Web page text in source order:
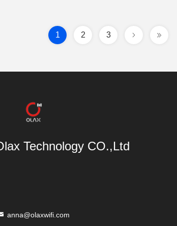
1 2 3
Technology CO.,Ltd
anna@olaxwifi.com